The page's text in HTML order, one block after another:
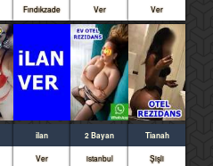
Fındıkzade Ver Ver
ilan
Ver
2 Bayan
istanbul
Tianah
Şişli